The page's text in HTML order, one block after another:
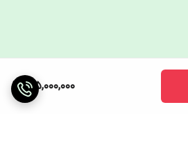
415,000,000